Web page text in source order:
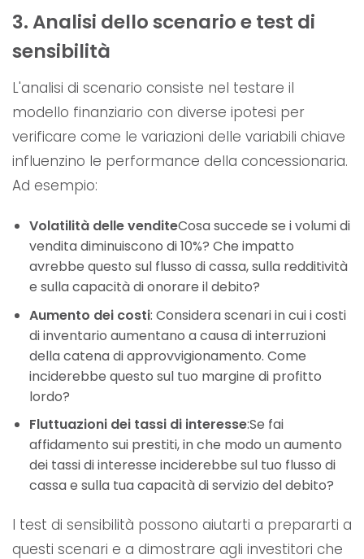
3. Analisi dello scenario e test di
sensibilità
L'analisi di scenario consiste nel testare il
modello finanziario con diverse ipotesi per
verificare come le variazioni delle variabili chiave
influenzino le performance della concessionaria.
Ad esempio:
Volatilità delle venditeCosa succede se i volumi di
vendita diminuiscono di 10%? Che impatto
avrebbe questo sul flusso di cassa, sulla redditività
e sulla capacità di onorare il debito?
Aumento dei costi: Considera scenari in cui i costi
di inventario aumentano a causa di interruzioni
della catena di approvvigionamento. Come
inciderebbe questo sul tuo margine di profitto
lordo?
Fluttuazioni dei tassi di interesse:Se fai
affidamento sui prestiti, in che modo un aumento
dei tassi di interesse inciderebbe sul tuo flusso di
cassa e sulla tua capacità di servizio del debito?
I test di sensibilità possono aiutarti a prepararti a
questi scenari e a dimostrare agli investitori che